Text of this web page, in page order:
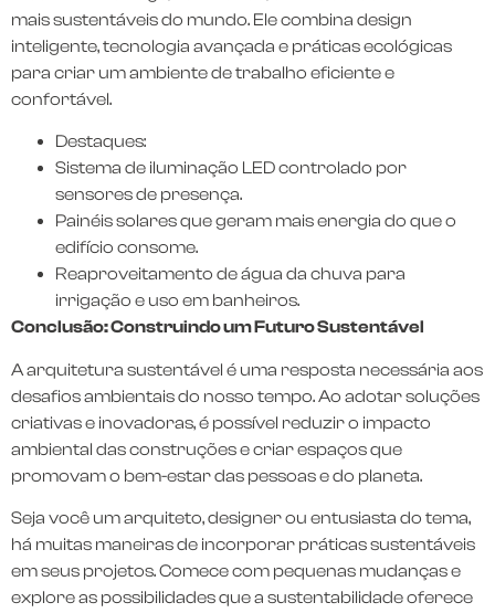
mais sustentáveis do mundo. Ele combina design
inteligente, tecnologia avançada e práticas ecológicas
para criar um ambiente de trabalho eficiente e
confortável.
Destaques:
Sistema de iluminação LED controlado por
sensores de presença.
Painéis solares que geram mais energia do que o
edifício consome.
Reaproveitamento de água da chuva para
irrigação e uso em banheiros.
Conclusão: Construindo um Futuro Sustentável
A arquitetura sustentável é uma resposta necessária aos
desafios ambientais do nosso tempo. Ao adotar soluções
criativas e inovadoras, é possível reduzir o impacto
ambiental das construções e criar espaços que
promovam o bem-estar das pessoas e do planeta.
Seja você um arquiteto, designer ou entusiasta do tema,
há muitas maneiras de incorporar práticas sustentáveis
em seus projetos. Comece com pequenas mudanças e
explore as possibilidades que a sustentabilidade oferece